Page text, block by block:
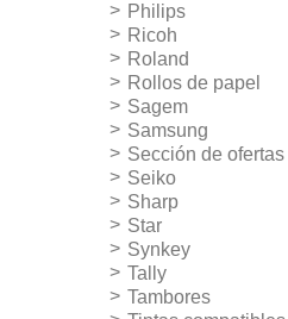
Philips
Ricoh
Roland
Rollos de papel
Sagem
Samsung
Sección de ofertas
Seiko
Sharp
Star
Synkey
Tally
Tambores